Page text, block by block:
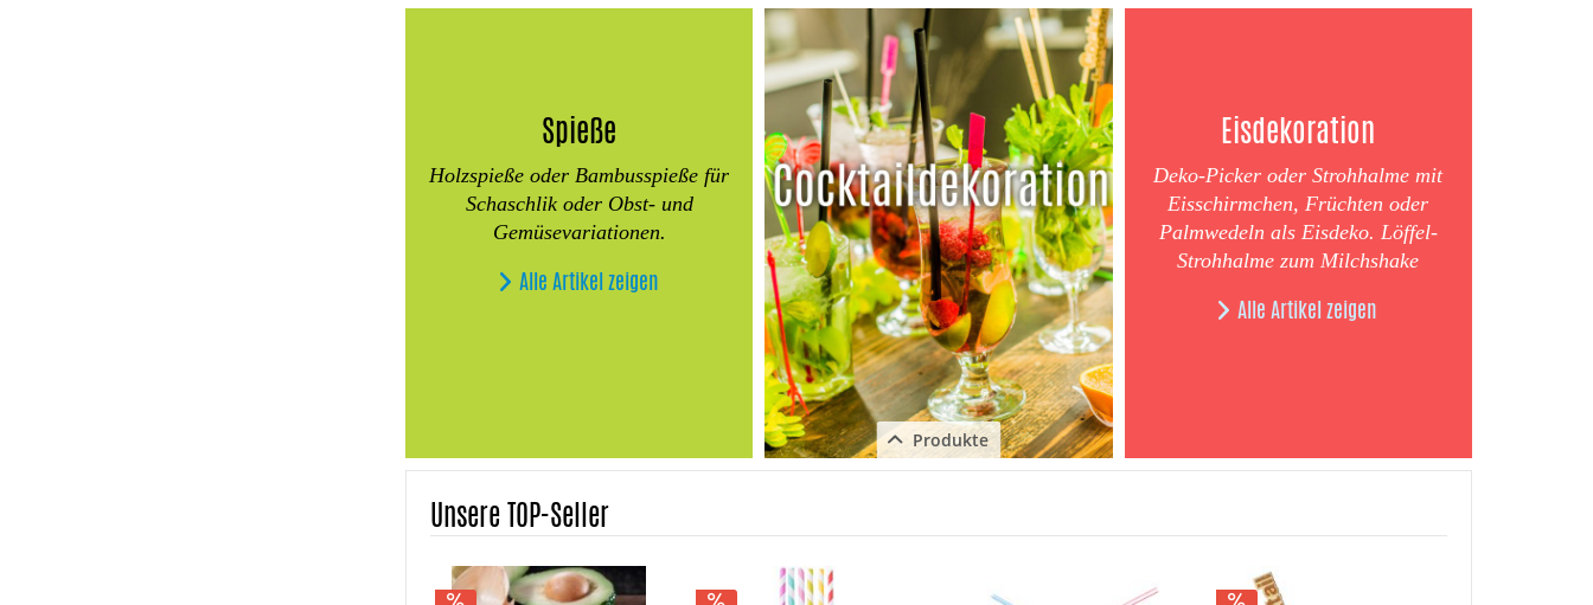
Schließen
Schließen
Spieße
Holzspieße oder Bambusspieße für
Schaschlik oder Obst- und
Gemüsevariationen.
Alle Artikel zeigen
Produkte
Schließen
Eisdekoration
Deko-Picker oder Strohhalme mit
Eisschirmchen, Früchten oder
Palmwedeln als Eisdeko. Löffel-
Strohhalme zum Milchshake
Alle Artikel zeigen
Unsere TOP-Seller